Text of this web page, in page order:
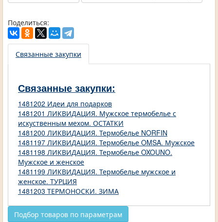
Поделиться:
Связанные закупки
Связанные закупки:
1481202 Идеи для подарков
1481201 ЛИКВИДАЦИЯ. Мужское термобелье с
искуственным мехом. ОСТАТКИ
1481200 ЛИКВИДАЦИЯ. Термобелье NORFIN
1481197 ЛИКВИДАЦИЯ. Термобелье OMSA. Мужское
1481198 ЛИКВИДАЦИЯ. Термобелье OXOUNO.
Мужское и женское
1481199 ЛИКВИДАЦИЯ. Термобелье мужское и
женское. ТУРЦИЯ
1481203 ТЕРМОНОСКИ. ЗИМА
Подбор товаров по параметрам